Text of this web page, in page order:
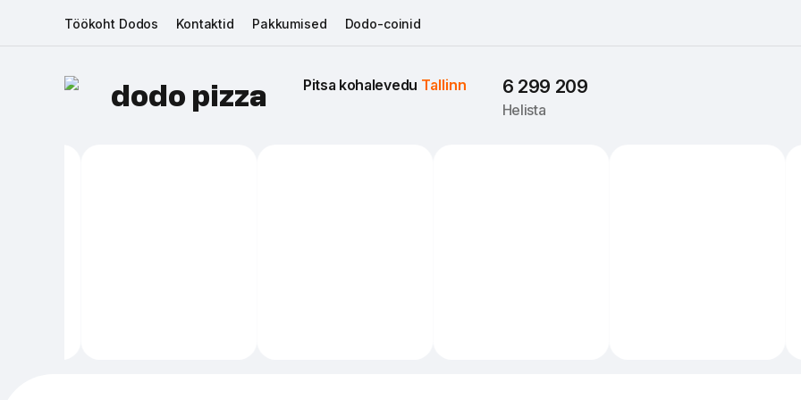
Töökoht Dodos Kontaktid Pakkumised Dodo-coinid
dodo pizza Pitsa kohalevedu Tallinn 6 299 209
Helista